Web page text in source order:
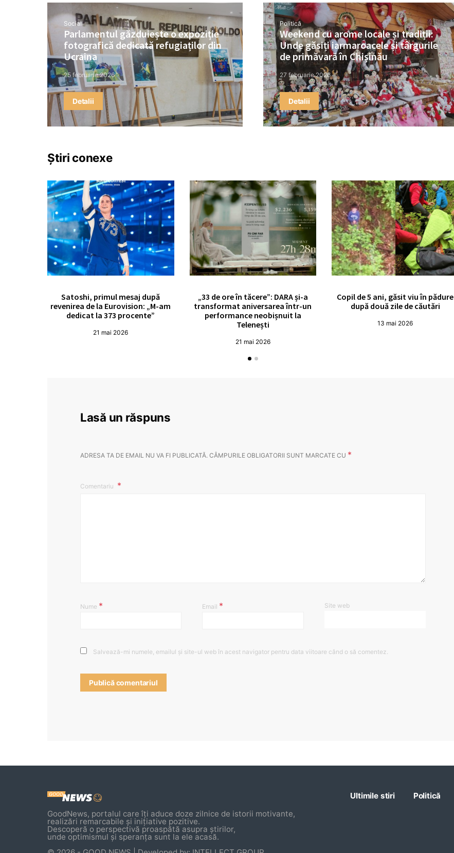
Social
Parlamentul găzduiește o expoziție
fotografică dedicată refugiaților din
Ucraina
25 februarie 2026
Detalii
Politică
Weekend cu arome locale și tradiții:
Unde găsiți iarmaroacele și târgurile
de primăvară în Chișinău
27 februarie 2026
Detalii
Știri conexe
Satoshi, primul mesaj după
revenirea de la Eurovision: „M-am
dedicat la 373 procente”
21 mai 2026
„33 de ore în tăcere”: DARA și-a
transformat aniversarea într-un
performance neobișnuit la
Telenești
21 mai 2026
Copil de 5 ani, găsit viu în pădure
după două zile de căutări
13 mai 2026
Lasă un răspuns
ADRESA TA DE EMAIL NU VA FI PUBLICATĂ. CÂMPURILE OBLIGATORII SUNT MARCATE CU *
Comentariu
Nume * Email * Site web
Salvează-mi numele, emailul și site-ul web în acest navigator pentru data viitoare când o să comentez.
Ultimile stiri Politică
GoodNews, portalul care îți aduce doze zilnice de istorii motivante,
realizări remarcabile și inițiative pozitive.
Descoperă o perspectivă proaspătă asupra știrilor,
unde optimismul și speranța sunt la ele acasă.